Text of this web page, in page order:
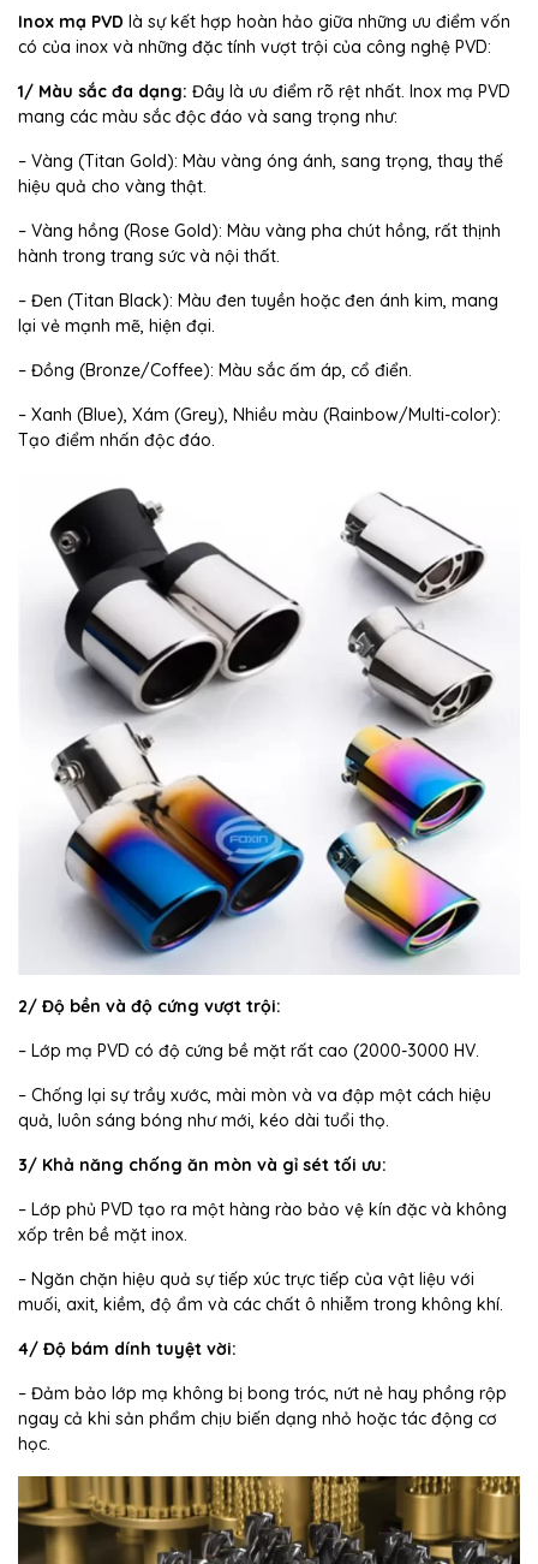
Inox mạ PVD là sự kết hợp hoàn hảo giữa những ưu điểm vốn
có của inox và những đặc tính vượt trội của công nghệ PVD:
1/ Màu sắc đa dạng: Đây là ưu điểm rõ rệt nhất. Inox mạ PVD
mang các màu sắc độc đáo và sang trọng như:
– Vàng (Titan Gold): Màu vàng óng ánh, sang trọng, thay thế
hiệu quả cho vàng thật.
– Vàng hồng (Rose Gold): Màu vàng pha chút hồng, rất thịnh
hành trong trang sức và nội thất.
– Đen (Titan Black): Màu đen tuyền hoặc đen ánh kim, mang
lại vẻ mạnh mẽ, hiện đại.
– Đồng (Bronze/Coffee): Màu sắc ấm áp, cổ điển.
– Xanh (Blue), Xám (Grey), Nhiều màu (Rainbow/Multi-color):
Tạo điểm nhấn độc đáo.
2/ Độ bền và độ cứng vượt trội:
– Lớp mạ PVD có độ cứng bề mặt rất cao (2000-3000 HV.
– Chống lại sự trầy xước, mài mòn và va đập một cách hiệu
quả, luôn sáng bóng như mới, kéo dài tuổi thọ.
3/ Khả năng chống ăn mòn và gỉ sét tối ưu:
– Lớp phủ PVD tạo ra một hàng rào bảo vệ kín đặc và không
xốp trên bề mặt inox.
– Ngăn chặn hiệu quả sự tiếp xúc trực tiếp của vật liệu với
muối, axit, kiềm, độ ẩm và các chất ô nhiễm trong không khí.
4/ Độ bám dính tuyệt vời:
– Đảm bảo lớp mạ không bị bong tróc, nứt nẻ hay phồng rộp
ngay cả khi sản phẩm chịu biến dạng nhỏ hoặc tác động cơ
học.